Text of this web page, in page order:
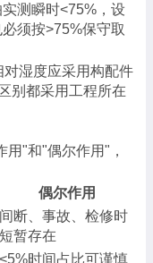
实测瞬时<75%，设
须按>75%保守取
对湿度应采用构配件
别都采用工程所在
"和"偶尔作用"，
偶尔作用
间断、事故、检修时
短暂存在
<5%时间占比可谨慎